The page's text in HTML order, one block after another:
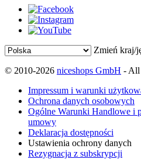
Zmień kraj/
© 2010-2026 niceshops GmbH - All
Impressum i warunki
Ochrona danych osobowych
Ogólne Warunki Handlowe i
umowy
Deklaracja dostępności
Ustawienia ochrony danych
Rezygnacja z subskrypcji